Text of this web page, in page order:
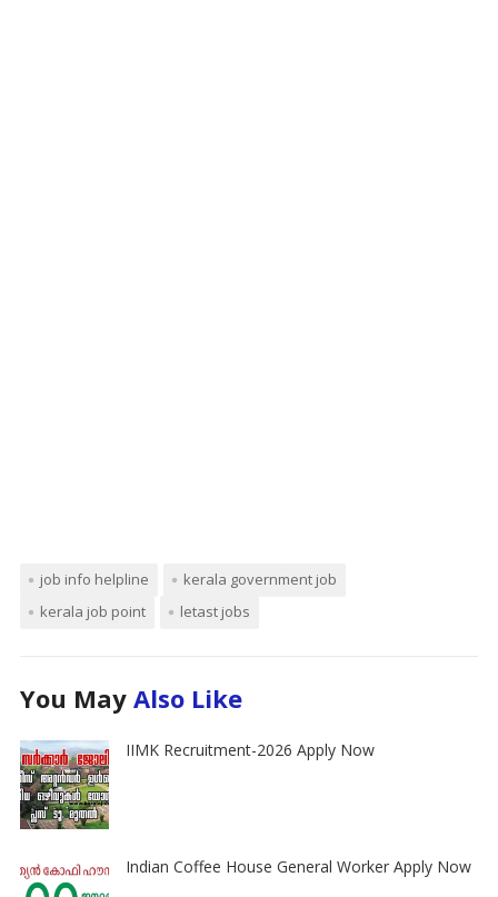
job info helpline
kerala government job
kerala job point
letast jobs
You May Also Like
IIMK Recruitment-2026 Apply Now
Indian Coffee House General Worker Apply Now